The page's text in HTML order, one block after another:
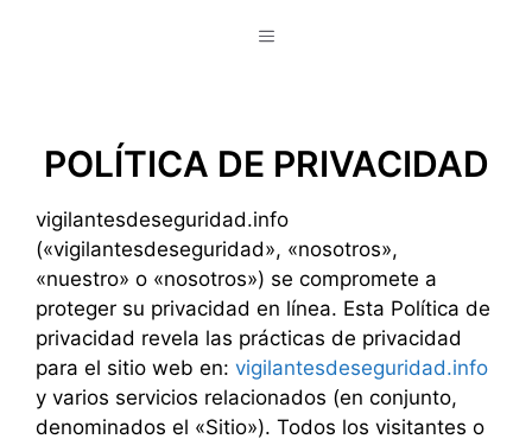
Menú
POLÍTICA DE PRIVACIDAD
vigilantesdeseguridad.info
(«vigilantesdeseguridad», «nosotros»,
«nuestro» o «nosotros») se compromete a
proteger su privacidad en línea. Esta Política de
privacidad revela las prácticas de privacidad
para el sitio web en: vigilantesdeseguridad.info
y varios servicios relacionados (en conjunto,
denominados el «Sitio»). Todos los visitantes o